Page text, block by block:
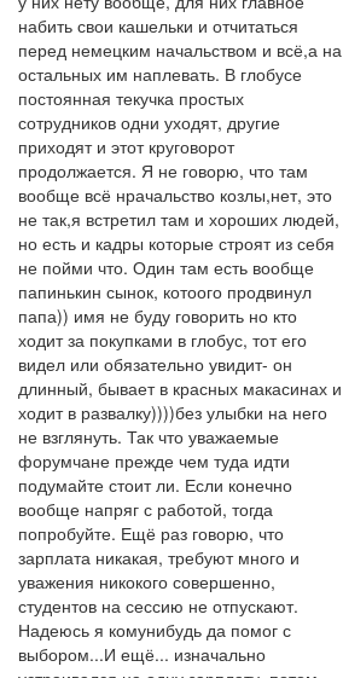
набить свои кашельки и отчитаться
перед немецким начальством и всё,а на
остальных им наплевать. В глобусе
постоянная текучка простых
сотрудников одни уходят, другие
приходят и этот круговорот
продолжается. Я не говорю, что там
вообще всё нрачальство козлы,нет, это
не так,я встретил там и хороших людей,
но есть и кадры которые строят из себя
не пойми что. Один там есть вообще
папинькин сынок, котоого продвинул
папа)) имя не буду говорить но кто
ходит за покупками в глобус, тот его
видел или обязательно увидит- он
длинный, бывает в красных макасинах и
ходит в развалку))))без улыбки на него
не взглянуть. Так что уважаемые
форумчане прежде чем туда идти
подумайте стоит ли. Если конечно
вообще напряг с работой, тогда
попробуйте. Ещё раз говорю, что
зарплата никакая, требуют много и
уважения никокого совершенно,
студентов на сессию не отпускают.
Надеюсь я комунибудь да помог с
выбором...И ещё... изначально